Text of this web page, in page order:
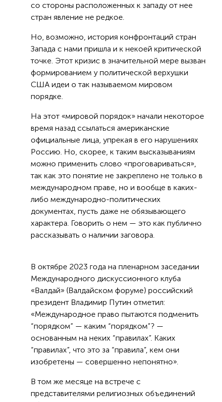
со стороны расположенных к западу от нее
стран явление не редкое.
Но, возможно, история конфронтаций стран
Запада с нами пришла и к некоей критической
точке. Этот кризис в значительной мере вызван
формированием у политической верхушки
США идеи о так называемом мировом
порядке.
На этот «мировой порядок» начали некоторое
время назад ссылаться американские
официальные лица, упрекая в его нарушениях
Россию. Но, скорее, к таким высказываниям
можно применить слово «проговариваться»,
так как это понятие не закреплено не только в
международном праве, но и вообще в каких-
либо международно-политических
документах, пусть даже не обязывающего
характера. Говорить о нем — это как публично
рассказывать о наличии заговора.
В октябре 2023 года на пленарном заседании
Международного дискуссионного клуба
«Валдай» (Валдайском форуме) российский
президент Владимир Путин отметил:
«Международное право пытаются подменить
“порядком” — каким “порядком”? —
основанным на неких “правилах”. Каких
“правилах”, что это за “правила”, кем они
изобретены — совершенно непонятно».
В том же месяце на встрече с
представителями религиозных объединений